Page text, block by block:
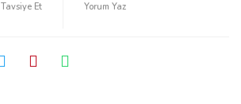
Tavsiye Et Yorum Yaz